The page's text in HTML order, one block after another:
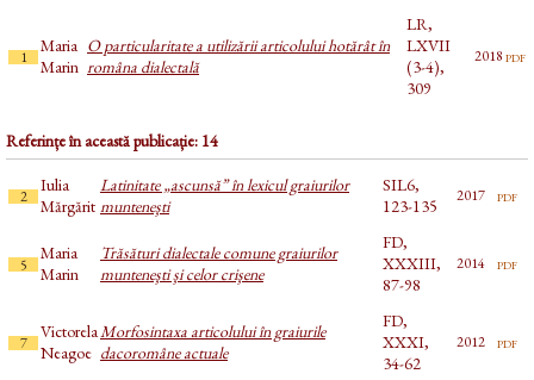
1
Maria
Marin
O particularitate a utilizării articolului hotărât în
româna dialectală
LR,
LXVII
(3-4),
309
2018pdf
Referințe în această publicație: 14
2
Iulia
Mărgărit
Latinitate „ascunsă” în lexicul graiurilor
munteneşti
SIL6,
123-135
2017 pdf
5
Maria
Marin
Trăsături dialectale comune graiurilor
munteneşti şi celor crişene
FD,
XXXIII,
87-98
2014 pdf
7
Victorela
Neagoe
Morfosintaxa articolului în graiurile
dacoromâne actuale
FD,
XXXI,
34-62
2012 pdf